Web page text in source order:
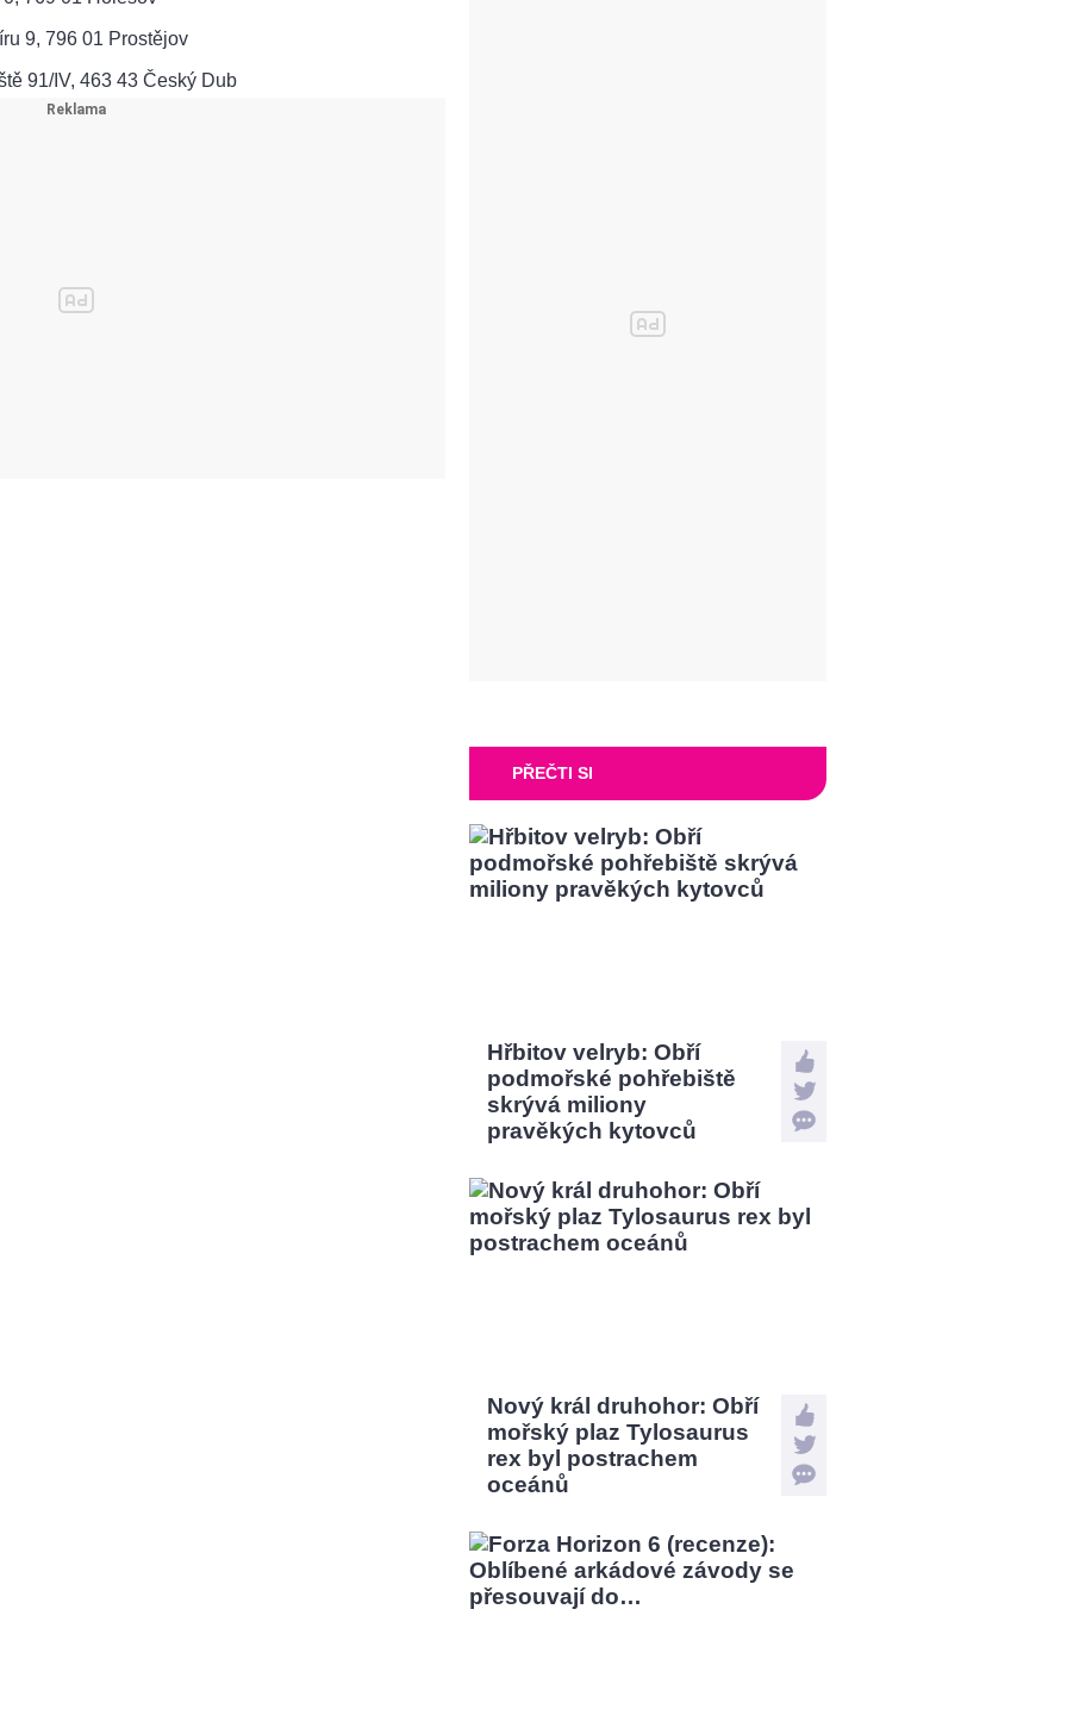
9, 796 01 Prostějov
91/IV, 463 43 Český Dub
PŘEČTI SI
Hřbitov velryb: Obří
podmořské pohřebiště
skrývá miliony
pravěkých kytovců
Nový král druhohor: Obří
mořský plaz Tylosaurus
rex byl postrachem
oceánů